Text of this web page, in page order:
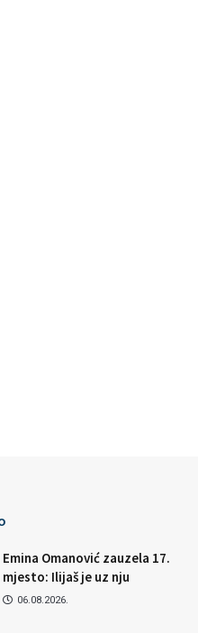
Emina Omanović zauzela 17.
mjesto: Ilijaš je uz nju
06.08.2026.